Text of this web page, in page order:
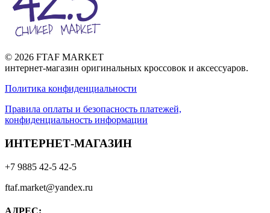
© 2026 FTAF MARKET
интернет-магазин оригинальных кроссовок и аксессуаров.
Политика конфиденциальности
Правила оплаты и безопасность платежей,
конфиденциальность информации
ИНТЕРНЕТ-МАГАЗИН
+7 9885 42-5 42-5
ftaf.market@yandex.ru
АДРЕС: